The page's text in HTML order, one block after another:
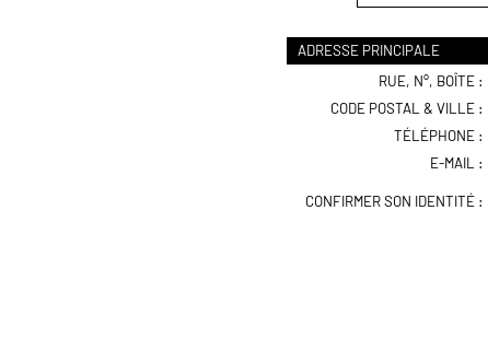
ADRESSE PRINCIPALE
RUE, N°, BOÎTE :
CODE POSTAL & VILLE :
TÉLÉPHONE :
E-MAIL :
CONFIRMER SON IDENTITÉ :